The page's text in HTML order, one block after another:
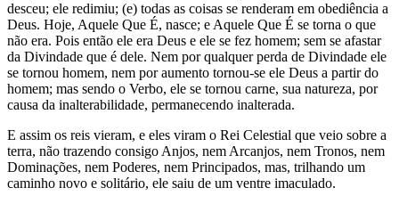
desceu; ele redimiu; (e) todas as coisas se renderam em obediência a
Deus. Hoje, Aquele Que É, nasce; e Aquele Que É se torna o que
não era. Pois então ele era Deus e ele se fez homem; sem se afastar
da Divindade que é dele. Nem por qualquer perda de Divindade ele
se tornou homem, nem por aumento tornou-se ele Deus a partir do
homem; mas sendo o Verbo, ele se tornou carne, sua natureza, por
causa da inalterabilidade, permanecendo inalterada.
E assim os reis vieram, e eles viram o Rei Celestial que veio sobre a
terra, não trazendo consigo Anjos, nem Arcanjos, nem Tronos, nem
Dominações, nem Poderes, nem Principados, mas, trilhando um
caminho novo e solitário, ele saiu de um ventre imaculado.